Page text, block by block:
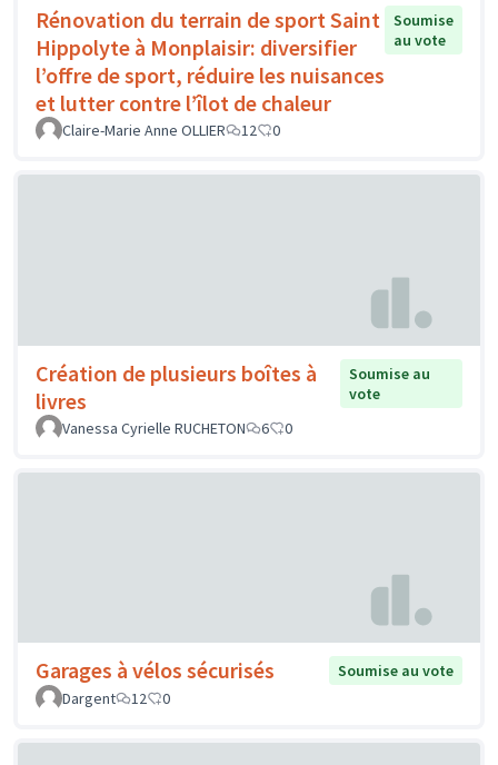
Rénovation du terrain de sport Saint
Hippolyte à Monplaisir: diversifier
l’offre de sport, réduire les nuisances
et lutter contre l’îlot de chaleur
Soumise
au vote
Claire-Marie Anne OLLIER 12 0
Création de plusieurs boîtes à
livres
Soumise au
vote
Vanessa Cyrielle RUCHETON
6 0
Garages à vélos sécurisés
Soumise au vote
Dargent
12 0